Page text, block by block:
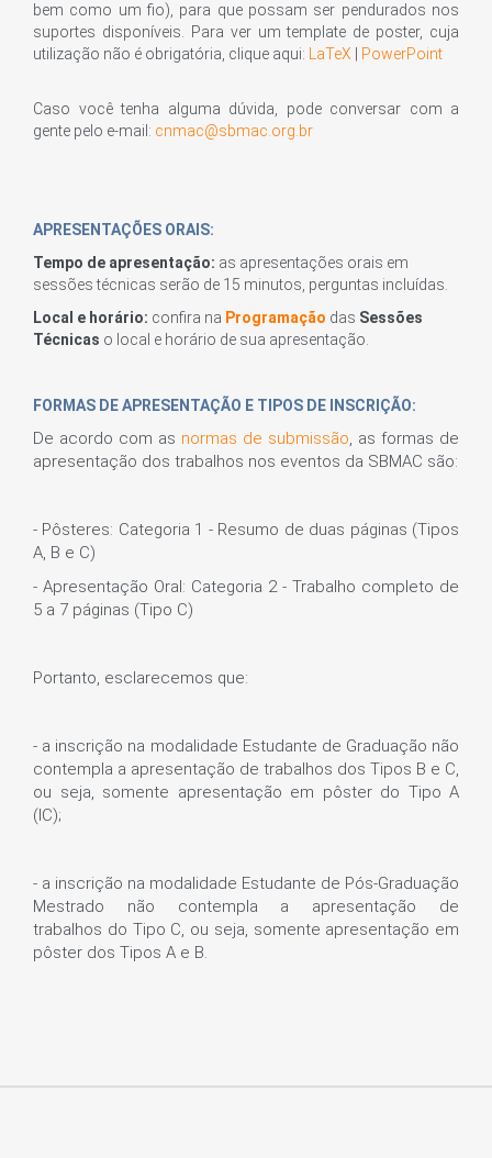
bem como um fio), para que possam ser pendurados nos
suportes disponíveis. Para ver um template de poster, cuja
utilização não é obrigatória, clique aqui:
LaTeX PowerPoint
Caso você tenha alguma dúvida, pode conversar com a
gente pelo e-mail: cnmac@sbmac.org.br
APRESENTAÇÕES ORAIS:
Tempo de apresentação: as apresentações orais em
sessões técnicas serão de 15 minutos, perguntas incluídas.
Local e horário: confira na Programação das Sessões
Técnicas o local e horário de sua apresentação.
FORMAS DE APRESENTAÇÃO E TIPOS DE INSCRIÇÃO:
De acordo com as normas de submissão, as formas de
apresentação dos trabalhos nos eventos da SBMAC são:
- Pôsteres: Categoria 1 - Resumo de duas páginas (Tipos
A, B e C)
- Apresentação Oral: Categoria 2 - Trabalho completo de
5 a 7 páginas (Tipo C)
Portanto, esclarecemos que:
- a inscrição na modalidade Estudante de Graduação não
contempla a apresentação de trabalhos dos Tipos B e C,
ou seja, somente apresentação em pôster do Tipo A
(IC);
- a inscrição na modalidade Estudante de Pós-Graduação
Mestrado não contempla a apresentação de
trabalhos do Tipo C, ou seja, somente apresentação em
pôster dos Tipos A e B.